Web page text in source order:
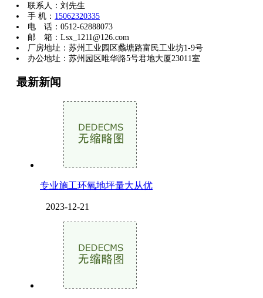
联系人：刘先生
手 机： 15062320335
电 话：0512-62888073
邮 箱：Lsx_1211@126.com
厂房地址：苏州工业园区蠡塘路富民工业坊1-9号
办公地址：苏州园区唯华路5号君地大厦23011室
最新新闻
专业施工环氧地坪量大从优
2023-12-21